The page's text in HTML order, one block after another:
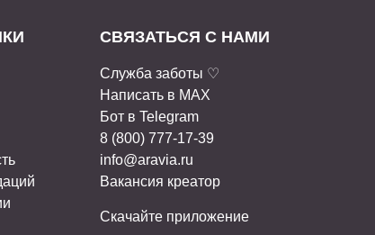
СВЯЗАТЬСЯ С НАМИ
Служба заботы ♡
Написать в MAX
Бот в Telegram
8 (800) 777-17-39
info@aravia.ru
Вакансия креатор
Скачайте приложение